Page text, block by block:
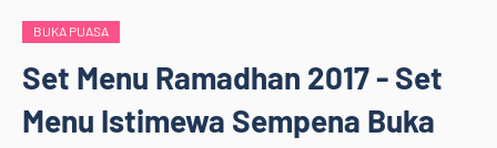
BUKA PUASA
Set Menu Ramadhan 2017 - Set
Menu Istimewa Sempena Buka